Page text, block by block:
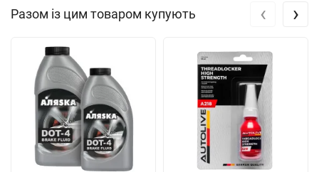
Разом із цим товаром купують ‹ ›